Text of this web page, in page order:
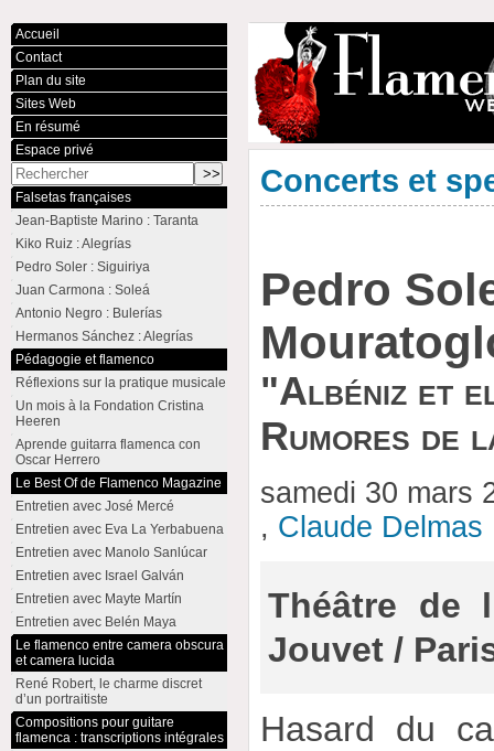
Concerts et
Pedro
"Albéniz et
Rumores de
samedi 30 mars
, Claude Delmas
Théâtre de
Jouvet /
Hasard du
Accueil
Contact
Plan du site
Sites Web
En résumé
Espace privé
Falsetas françaises
Jean-Baptiste Marino : Taranta
Kiko Ruiz : Alegrías
Pedro Soler : Siguiriya
Juan Carmona : Soleá
Antonio Negro : Bulerías
Hermanos Sánchez : Alegrías
Pédagogie et flamenco
Réflexions sur la pratique musicale
Un mois à la Fondation Cristina
Heeren
Aprende guitarra flamenca con
Oscar Herrero
Le Best Of de Flamenco Magazine
Entretien avec José Mercé
Entretien avec Eva La Yerbabuena
Entretien avec Manolo Sanlúcar
Entretien avec Israel Galván
Entretien avec Mayte Martín
Entretien avec Belén Maya
Le flamenco entre camera obscura
et camera lucida
René Robert, le charme discret
d’un portraitiste
Compositions pour guitare
flamenca : transcriptions intégrales